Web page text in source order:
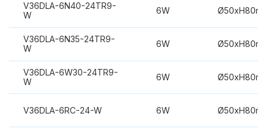
V36DLA-6N40-24TR9-
W
6W
V36DLA-6N35-24TR9-
W
6W
V36DLA-6W30-24TR9-
W
6W
V36DLA-6RC-24-W 6W